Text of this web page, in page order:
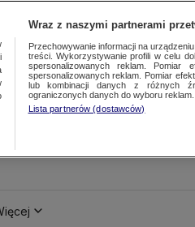
Wraz z naszymi partnerami
Przechowywanie informacji na
treści. Wykorzystywanie profili w celu
spersonalizowanych reklam. Pomiar
spersonalizowanych reklam. Pomiar
lub kombinacji danych z różnych
ograniczonych danych do wyboru reklam.
Lista partnerów (dostawców)